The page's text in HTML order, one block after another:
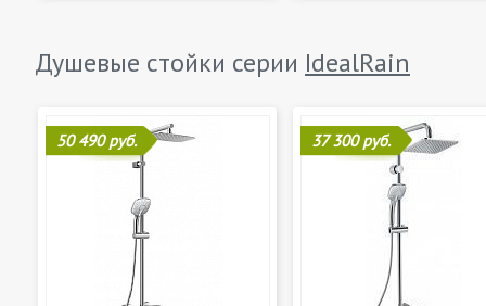
Душевые стойки серии IdealRain
50 490 руб. 37 300 руб.